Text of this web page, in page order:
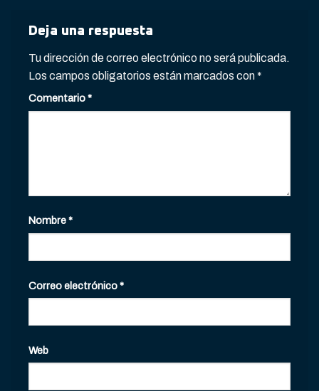
Deja una respuesta
Tu dirección de correo electrónico no será publicada.
Los campos obligatorios están marcados con*
Comentario*
Nombre*
Correo electrónico*
Web